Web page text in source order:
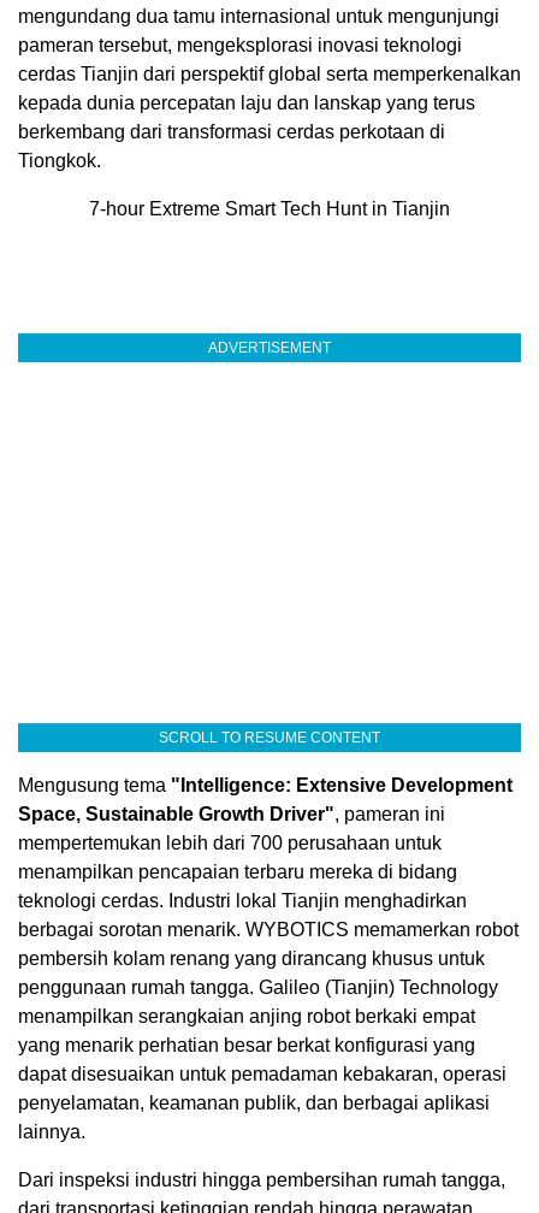
mengundang dua tamu internasional untuk mengunjungi
pameran tersebut, mengeksplorasi inovasi teknologi
cerdas Tianjin dari perspektif global serta memperkenalkan
kepada dunia percepatan laju dan lanskap yang terus
berkembang dari transformasi cerdas perkotaan di
Tiongkok.
7-hour Extreme Smart Tech Hunt in Tianjin
ADVERTISEMENT
SCROLL TO RESUME CONTENT
Mengusung tema "Intelligence: Extensive Development
Space, Sustainable Growth Driver", pameran ini
mempertemukan lebih dari 700 perusahaan untuk
menampilkan pencapaian terbaru mereka di bidang
teknologi cerdas. Industri lokal Tianjin menghadirkan
berbagai sorotan menarik. WYBOTICS memamerkan robot
pembersih kolam renang yang dirancang khusus untuk
penggunaan rumah tangga. Galileo (Tianjin) Technology
menampilkan serangkaian anjing robot berkaki empat
yang menarik perhatian besar berkat konfigurasi yang
dapat disesuaikan untuk pemadaman kebakaran, operasi
penyelamatan, keamanan publik, dan berbagai aplikasi
lainnya.
Dari inspeksi industri hingga pembersihan rumah tangga,